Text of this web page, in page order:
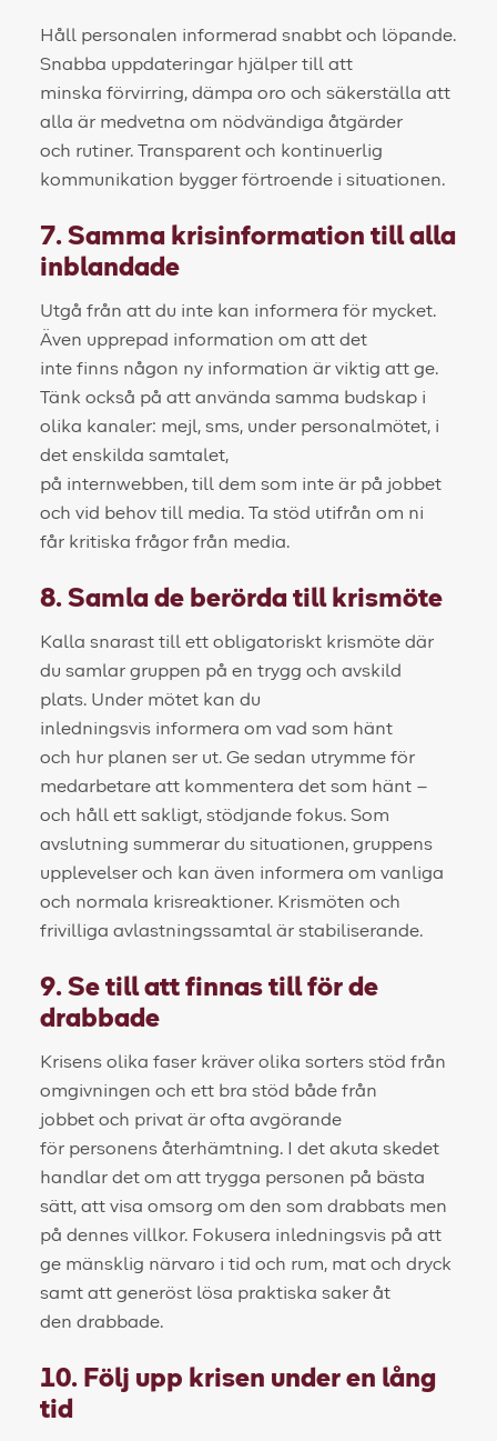
Håll personalen informerad snabbt och löpande.
Snabba uppdateringar hjälper till att
minska förvirring, dämpa oro och säkerställa att
alla är medvetna om nödvändiga åtgärder
och rutiner. Transparent och kontinuerlig
kommunikation bygger förtroende i situationen.
7. Samma krisinformation till alla
inblandade
Utgå från att du inte kan informera för mycket.
Även upprepad information om att det
inte finns någon ny information är viktig att ge.
Tänk också på att använda samma budskap i
olika kanaler: mejl, sms, under personalmötet, i
det enskilda samtalet,
på internwebben, till dem som inte är på jobbet
och vid behov till media. Ta stöd utifrån om ni
får kritiska frågor från media.
8. Samla de berörda till krismöte
Kalla snarast till ett obligatoriskt krismöte där
du samlar gruppen på en trygg och avskild
plats. Under mötet kan du
inledningsvis informera om vad som hänt
och hur planen ser ut. Ge sedan utrymme för
medarbetare att kommentera det som hänt –
och håll ett sakligt, stödjande fokus. Som
avslutning summerar du situationen, gruppens
upplevelser och kan även informera om vanliga
och normala krisreaktioner. Krismöten och
frivilliga avlastningssamtal är stabiliserande.
9. Se till att finnas till för de
drabbade
Krisens olika faser kräver olika sorters stöd från
omgivningen och ett bra stöd både från
jobbet och privat är ofta avgörande
för personens återhämtning. I det akuta skedet
handlar det om att trygga personen på bästa
sätt, att visa omsorg om den som drabbats men
på dennes villkor. Fokusera inledningsvis på att
ge mänsklig närvaro i tid och rum, mat och dryck
samt att generöst lösa praktiska saker åt
den drabbade.
10. Följ upp krisen under en lång
tid